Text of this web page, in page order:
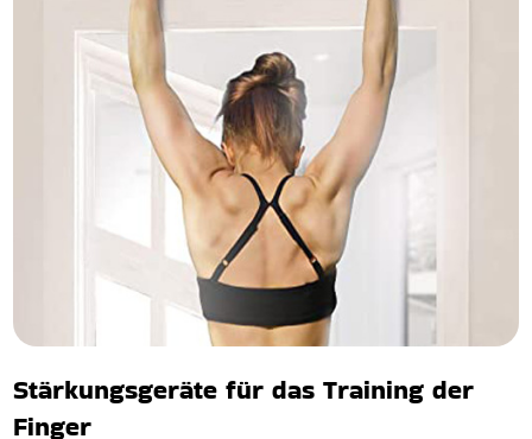
Stärkungsgeräte für das Training der
Finger